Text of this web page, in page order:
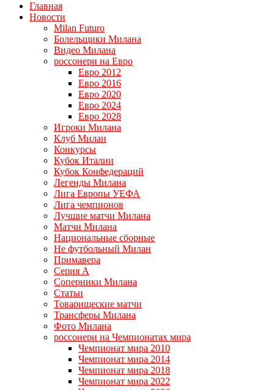
Главная
Новости
Milan Futuro
Болельщики Милана
Видео Милана
россонери на Евро
Евро 2012
Евро 2016
Евро 2020
Евро 2024
Евро 2028
Игроки Милана
Клуб Милан
Конкурсы
Кубок Италии
Кубок Конфедераций
Легенды Милана
Лига Европы УЕФА
Лига чемпионов
Лучшие матчи Милана
Матчи Милана
Национальные сборные
Не футбольный Милан
Примавера
Серия А
Соперники Милана
Статьи
Товарищеские матчи
Трансферы Милана
Фото Милана
россонери на Чемпионатах мира
Чемпионат мира 2010
Чемпионат мира 2014
Чемпионат мира 2018
Чемпионат мира 2022